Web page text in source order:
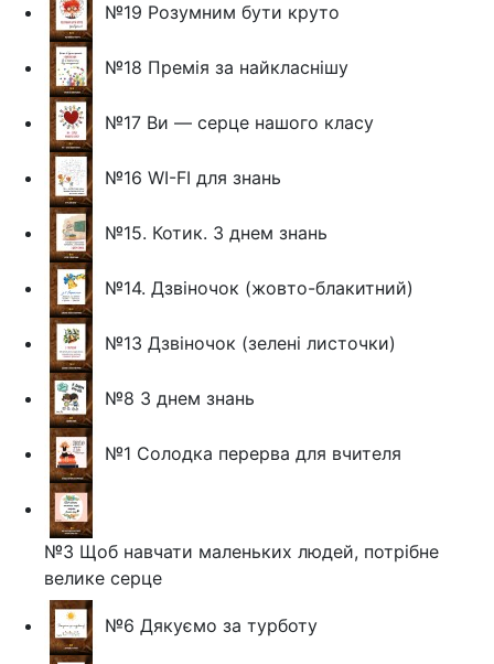
№19 Розумним бути круто
№18 Премія за найкласнішу
№17 Ви — серце нашого класу
№16 WI-FI для знань
№15. Котик. З днем знань
№14. Дзвіночок (жовто-блакитний)
№13 Дзвіночок (зелені листочки)
№8 З днем знань
№1 Солодка перерва для вчителя
№3 Щоб навчати маленьких людей, потрібне
велике серце
№6 Дякуємо за турботу